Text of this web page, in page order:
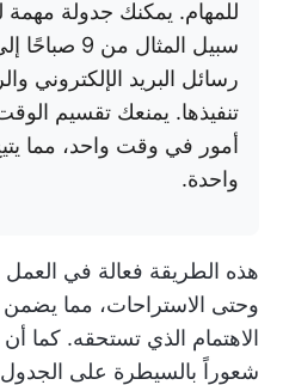
للمهام. يمكنك جدولة
رسائل البريد الإلكتروني
تنفيذها. يمنعك تقسيم
أمور في وقت واحد، مما
واحدة.
هذه الطريقة فعالة في العمل
وحتى الاستراحات، مما
الاهتمام الذي تستحقه. كما
شعوراً بالسيطرة على